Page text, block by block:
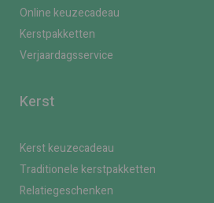
Online keuzecadeau
Kerstpakketten
Verjaardagsservice
Kerst
Kerst keuzecadeau
Traditionele kerstpakketten
Relatiegeschenken